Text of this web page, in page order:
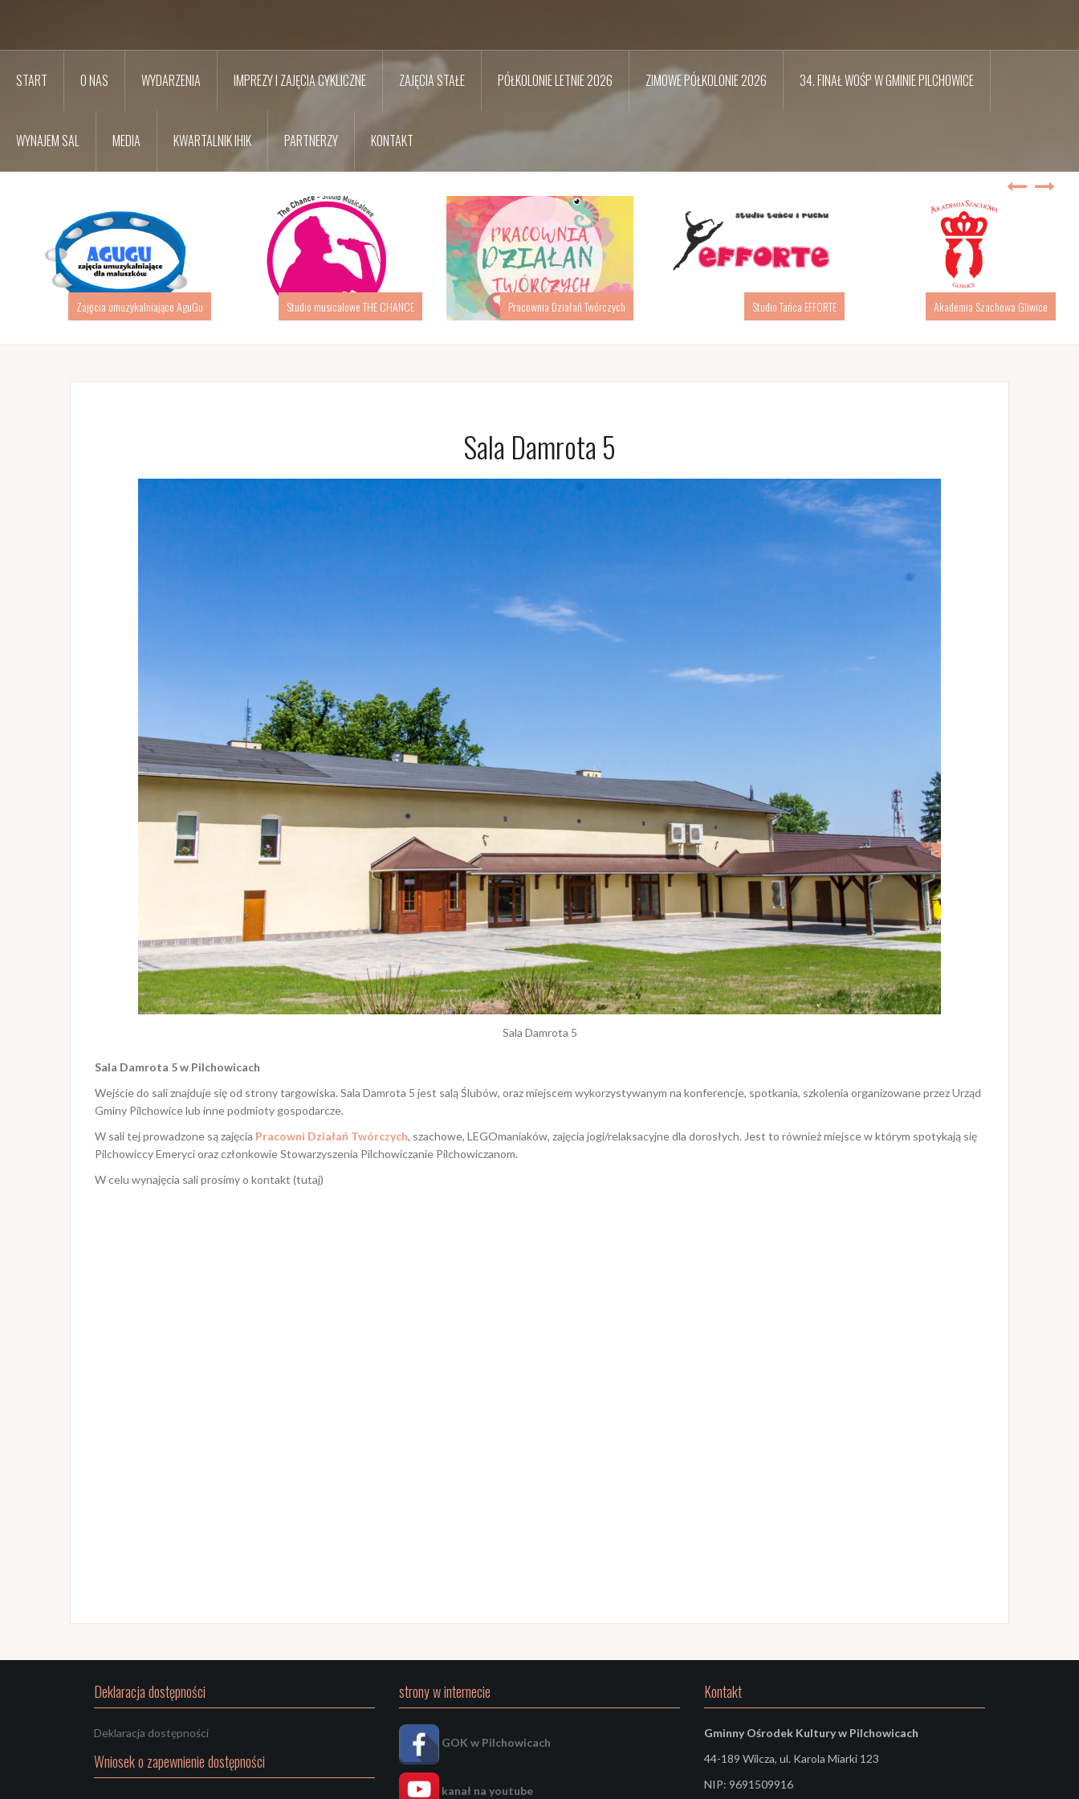
START O NAS WYDARZENIA IMPREZY I ZAJĘCIA CYKLICZNE ZAJĘCIA STAŁE PÓŁKOLONIE LETNIE 2026 ZIMOWE PÓŁKOLONIE 2026 34. FINAŁ WOŚP W GMINIE PILCHOWICE
WYNAJEM SAL MEDIA KWARTALNIK IHIK PARTNERZY KONTAKT
Studio musicalowe THE CHANCE Pracownia Działań Twórczych Studio Tańca EFFORTE Akademia Szachowa Gliwice Bricks4Kidz – warsztaty robotyki LEGO
Sala Damrota 5
Sala Damrota 5
Sala Damrota 5 w Pilchowicach
Wejście do sali znajduje się od strony targowiska. Sala Damrota 5 jest salą Ślubów, oraz miejscem wykorzystywanym na konferencje, spotkania, szkolenia organizowane przez Urząd
Gminy Pilchowice lub inne podmioty gospodarcze.
W sali tej prowadzone są zajęcia Pracowni Działań Twórczych, szachowe, LEGOmaniaków, zajęcia jogi/relaksacyjne dla dorosłych. Jest to również miejsce w którym spotykają się
Pilchowiccy Emeryci oraz członkowie Stowarzyszenia Pilchowiczanie Pilchowiczanom.
W celu wynajęcia sali prosimy o kontakt (tutaj)
Deklaracja dostępności
Deklaracja dostępności
Wniosek o zapewnienie dostępności
strony w internecie
GOK w Pilchowicach
kanał na youtube
Kontakt
Gminny Ośrodek Kulturyw Pilchowicach
44-189 Wilcza, ul. Karola Miarki 123
NIP: 9691509916